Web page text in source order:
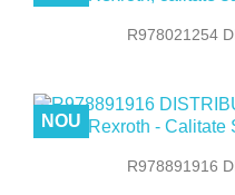
R978021254
R978891916
NOU